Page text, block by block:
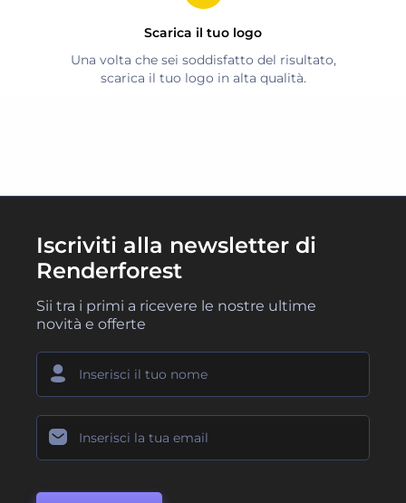
Scarica il tuo logo
Una volta che sei soddisfatto del risultato,
scarica il tuo logo in alta qualità.
Iscriviti alla newsletter di
Renderforest
Sii tra i primi a ricevere le nostre ultime
novità e offerte